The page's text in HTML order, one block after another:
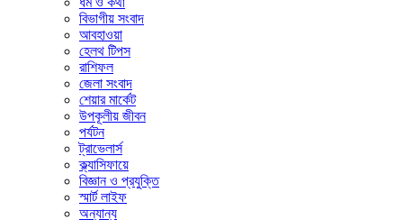
বিভাগীয় সংবাদ
আবহাওয়া
হেলথ টিপস
রাশিফল
জেলা সংবাদ
শেয়ার মার্কেট
উপকূলীয় জীবন
পর্যটন
ট্রাভেলার্স
ক্ল্যাসিফায়ে
বিজ্ঞান ও প্রযুক্তি
স্মার্ট লাইফ
অন্যান্য